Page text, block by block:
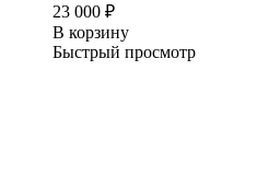
23 000 ₽
В корзину
Быстрый просмотр